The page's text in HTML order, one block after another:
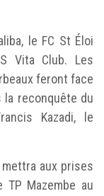
le FC St Éloi
Vita Club. Les
feront face
reconquête du
Kazadi, le
aux prises
TP Mazembe au